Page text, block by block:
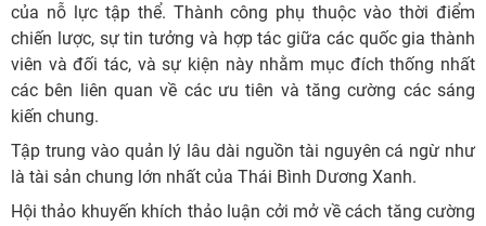
của nỗ lực tập thể. Thành công phụ thuộc vào thời điểm
chiến lược, sự tin tưởng và hợp tác giữa các quốc gia thành
viên và đối tác, và sự kiện này nhằm mục đích thống nhất
các bên liên quan về các ưu tiên và tăng cường các sáng
kiến ​​chung.
Tập trung vào quản lý lâu dài nguồn tài nguyên cá ngừ như
là tài sản chung lớn nhất của Thái Bình Dương Xanh.
Hội thảo khuyến khích thảo luận cởi mở về cách tăng cường